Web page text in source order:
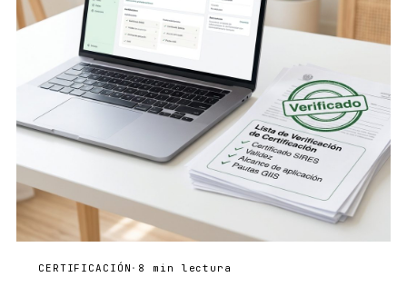
CERTIFICACIÓN · 8 min lectura